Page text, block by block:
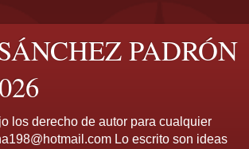
PADRÓN
los derecho de autor para cualquier
Lo escrito son ideas